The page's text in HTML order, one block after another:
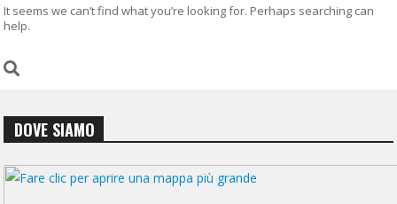
It seems we can’t find what you’re looking for. Perhaps searching can
help.
DOVE SIAMO